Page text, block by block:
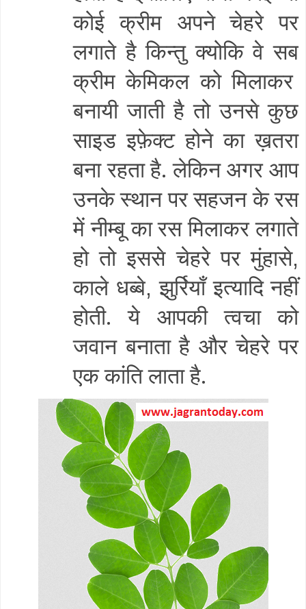
कोई क्रीम अपने चेहरे पर
लगाते है किन्तु क्योकि वे सब
क्रीम केमिकल को मिलाकर
बनायी जाती है तो उनसे कुछ
साइड इफ़ेक्ट होने का ख़तरा
बना रहता है. लेकिन अगर आप
उनके स्थान पर सहजन के रस
में नीम्बू का रस मिलाकर लगाते
हो तो इससे चेहरे पर मुंहासे,
काले धब्बे,झुर्रियाँ इत्यादि नहीं
होती. ये आपकी त्वचा को
जवान बनाता है और चेहरे पर
एक कांति लाता है.